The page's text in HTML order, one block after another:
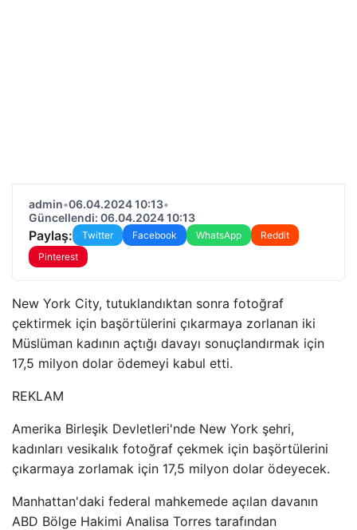
admin•06.04.2024 10:13•
Güncellendi: 06.04.2024 10:13
Paylaş: Twitter Facebook WhatsApp
Reddit
Pinterest
New York City, tutuklandıktan sonra fotoğraf
çektirmek için başörtülerini çıkarmaya zorlanan iki
Müslüman kadının açtığı davayı sonuçlandırmak için
17,5 milyon dolar ödemeyi kabul etti.
REKLAM
Amerika Birleşik Devletleri'nde New York şehri,
kadınları vesikalık fotoğraf çekmek için başörtülerini
çıkarmaya zorlamak için 17,5 milyon dolar ödeyecek.
Manhattan'daki federal mahkemede açılan davanın
ABD Bölge Hakimi Analisa Torres tarafından